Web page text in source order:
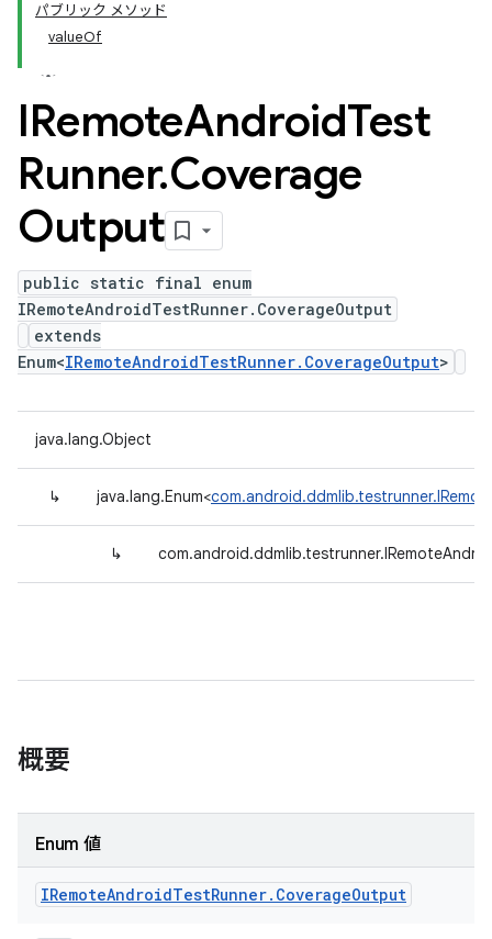
パブリック メソッド
valueOf
IRemoteAndroidTest
Runner.Coverage
Output
public static final enum
IRemoteAndroidTestRunner.CoverageOutput
extends
Enum<IRemoteAndroidTestRunner.CoverageOutput>
java.lang.Object
↳ java.lang.Enum<
↳
概要
Enum 値
IRemoteAndroidTestRunner. CoverageOutput